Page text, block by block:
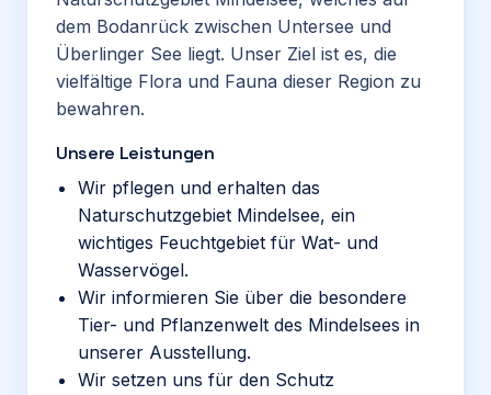
dem Bodanrück zwischen Untersee und
Überlinger See liegt. Unser Ziel ist es, die
vielfältige Flora und Fauna dieser Region zu
bewahren.
Unsere Leistungen
Wir pflegen und erhalten das
Naturschutzgebiet Mindelsee, ein
wichtiges Feuchtgebiet für Wat- und
Wasservögel.
Wir informieren Sie über die besondere
Tier- und Pflanzenwelt des Mindelsees in
unserer Ausstellung.
Wir setzen uns für den Schutz